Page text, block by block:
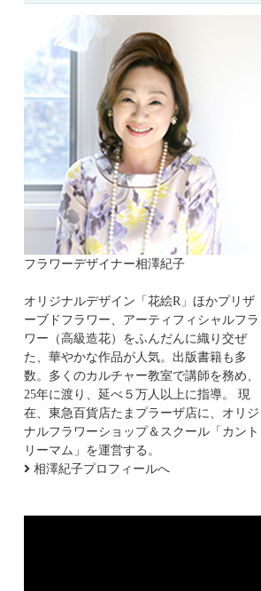
フラワーデザイナー相澤紀子
オリジナルデザイン「花絵R」ほかプリザ
ーブドフラワー、アーティフィシャルフラ
ワー（高級造花）をふんだんに織り交ぜ
た、華やかな作品が人気。出版書籍も多
数。多くのカルチャー教室で講師を務め、
25年に渡り、延べ５万人以上に指導。 現
在、東急百貨店たまプラーザ店に、オリジ
ナルフラワーショップ＆スクール「カント
リーマム」を運営する。
相澤紀子プロフィールへ